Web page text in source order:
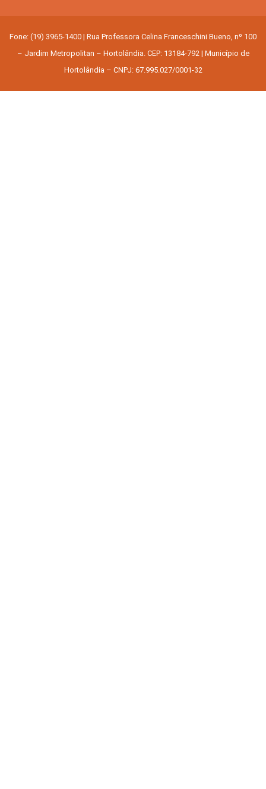
Fone: (19) 3965-1400 | Rua Professora Celina Franceschini Bueno, nº 100
– Jardim Metropolitan – Hortolândia. CEP: 13184-792 | Município de
Hortolândia – CNPJ: 67.995.027/0001-32